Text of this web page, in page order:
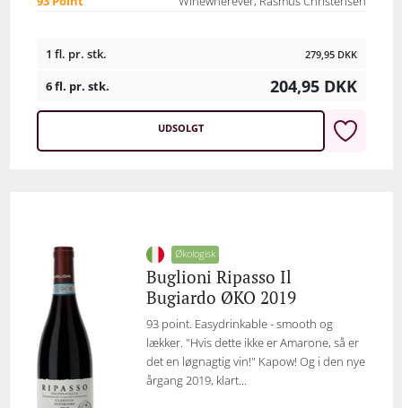
1 fl. pr. stk. 279,95 DKK
6 fl. pr. stk. 204,95 DKK
UDSOLGT
Økologisk
Buglioni Ripasso Il
Bugiardo ØKO 2019
93 point. Easydrinkable - smooth og
lækker. "Hvis dette ikke er Amarone, så er
det en løgnagtig vin!" Kapow! Og i den nye
årgang 2019, klart...